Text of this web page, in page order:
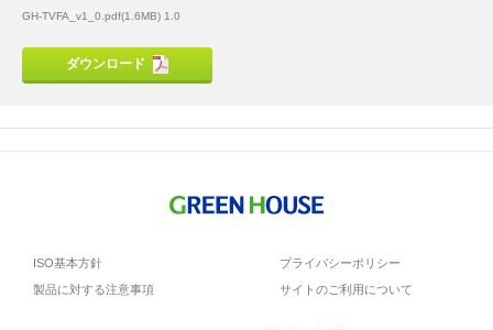
GH-TVFA_v1_0.pdf(1.6MB) 1.0
ダウンロード
ISO基本方針
プライバシーポリシー
製品に対する注意事項
サイトのご利用について